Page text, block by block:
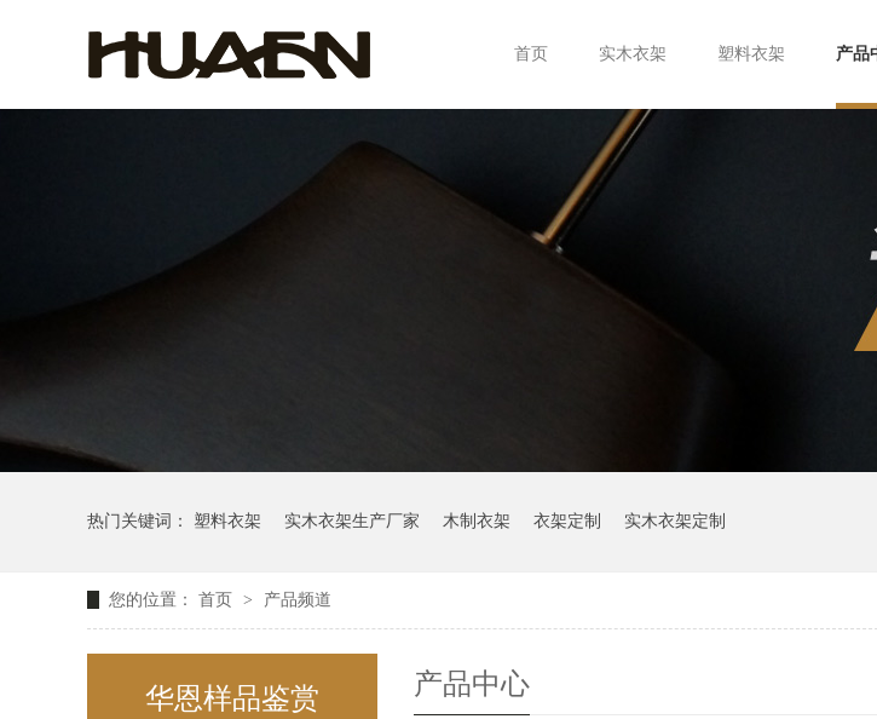
首页 实木衣架 塑料衣架 产品
热门关键词： 塑料衣架 实木衣架生产厂家 木制衣架 衣架定制 实木衣架定制
您的位置： 首页 > 产品频道
华恩样品鉴赏 产品中心